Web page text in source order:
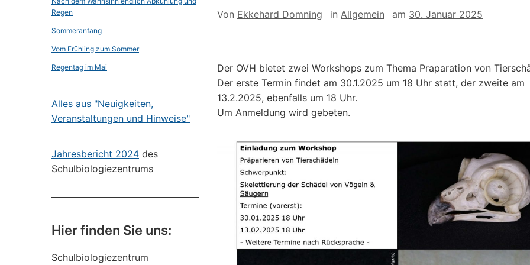
Regen
Sommeranfang
Vom Frühling zum Sommer
Regentag im Mai
Alles aus "Neuigkeiten,
Veranstaltungen und Hinweise"
Jahresbericht 2024 des
Schulbiologiezentrums
Hier finden Sie uns:
Schulbiologiezentrum
Von Ekkehard Domning in Allgemein am 30. Januar 2025
Der OVH bietet zwei Workshops zum Thema Praparation von
Der erste Termin findet am 30.1.2025 um 18 Uhr statt, der zweite am
13.2.2025, ebenfalls um 18 Uhr.
Um Anmeldung wird gebeten.